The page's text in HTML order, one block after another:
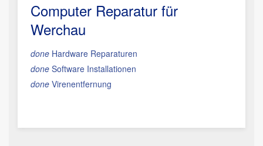
Computer Reparatur für
Werchau
done Hardware Reparaturen
done Software Installationen
done Virenentfernung